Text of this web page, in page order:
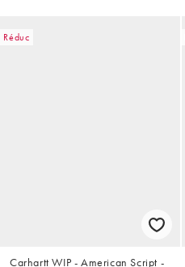
Réduc
Carhartt WIP - American Script -